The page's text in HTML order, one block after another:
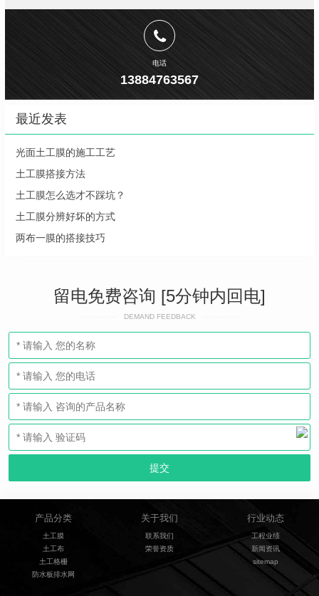
电话
13884763567
最近发表
光面土工膜的施工工艺
土工膜搭接方法
土工膜怎么选才不踩坑？
土工膜分辨好坏的方式
两布一膜的搭接技巧
留电免费咨询 [5分钟内回电]
DEMAND FEEDBACK
产品分类
土工膜
土工布
土工格栅
防水板排水网
关于我们
联系我们
荣誉资质
行业动态
工程业绩
新闻资讯
sitemap